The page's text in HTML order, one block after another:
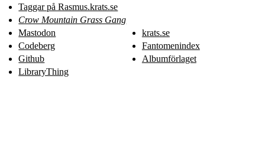
Taggar på Rasmus​.krats​.se
Crow Mountain Grass Gang
Mastodon
Codeberg
Github
LibraryThing
krats.se
Fantomenindex
Albumförlaget